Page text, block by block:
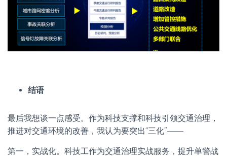
结语
最后我想谈一点感受。作为科技支撑和科技引领交通治理，
推进对交通环境的改善，我认为要突出“三化”——
第一，实战化。科技工作为交通治理实战服务，提升单警战